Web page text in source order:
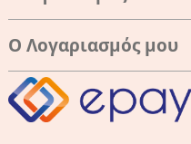
Ο Λογαριασμός μου